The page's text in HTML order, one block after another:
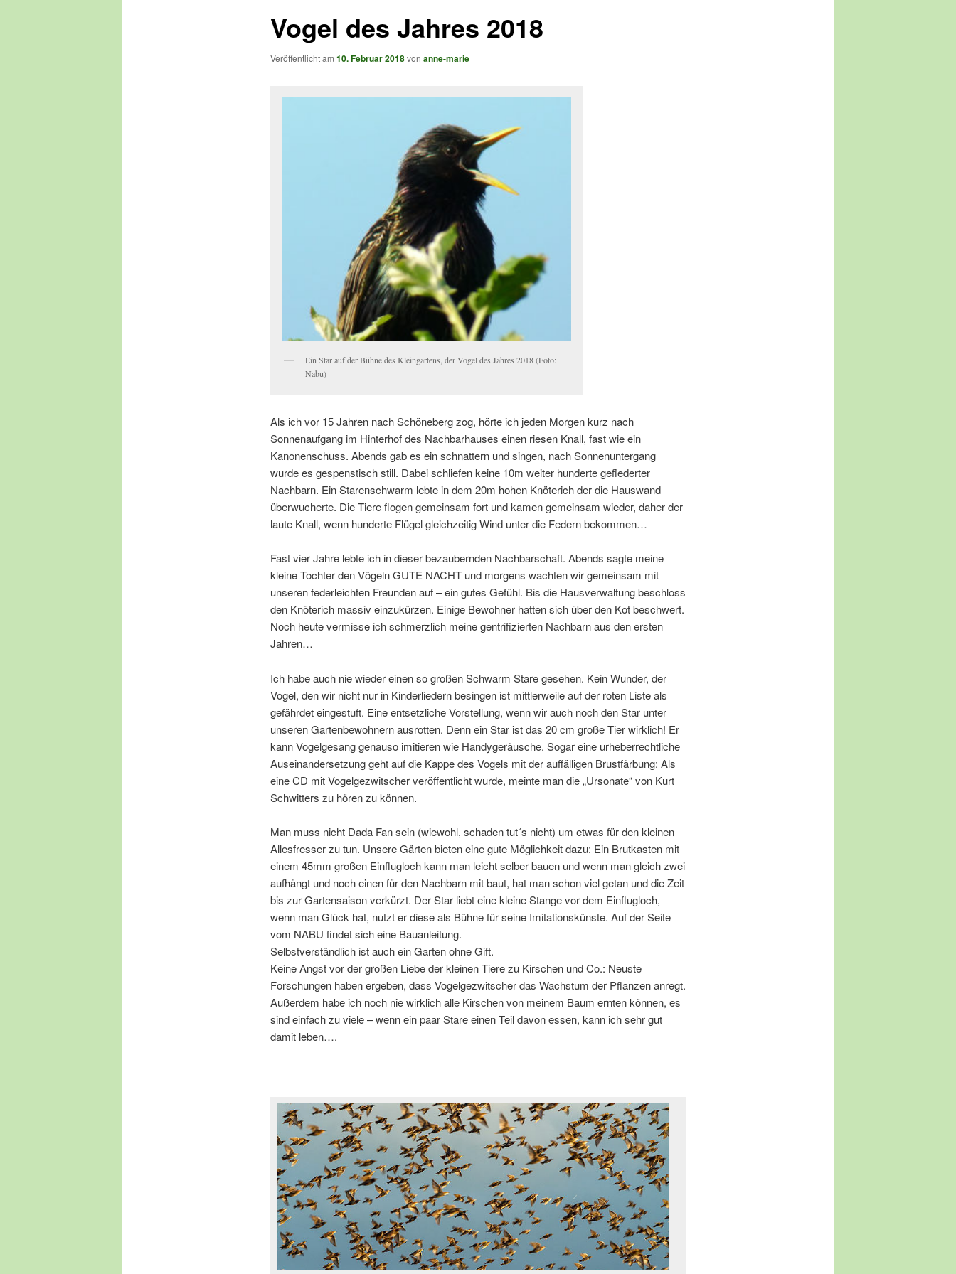
Vogel des Jahres 2018
Veröffentlicht am 10. Februar 2018von anne-marie
Ein Star auf der Bühne des Kleingartens, der Vogel des Jahres 2018 (Foto:
Nabu)
Als ich vor 15 Jahren nach Schöneberg zog, hörte ich jeden Morgen kurz nach
Sonnenaufgang im Hinterhof des Nachbarhauses einen riesen Knall, fast wie ein
Kanonenschuss. Abends gab es ein schnattern und singen, nach Sonnenuntergang
wurde es gespenstisch still. Dabei schliefen keine 10m weiter hunderte gefiederter
Nachbarn. Ein Starenschwarm lebte in dem 20m hohen Knöterich der die Hauswand
überwucherte. Die Tiere flogen gemeinsam fort und kamen gemeinsam wieder, daher der
laute Knall, wenn hunderte Flügel gleichzeitig Wind unter die Federn bekommen…
Fast vier Jahre lebte ich in dieser bezaubernden Nachbarschaft. Abends sagte meine
kleine Tochter den Vögeln GUTE NACHT und morgens wachten wir gemeinsam mit
unseren federleichten Freunden auf – ein gutes Gefühl. Bis die Hausverwaltung beschloss
den Knöterich massiv einzukürzen. Einige Bewohner hatten sich über den Kot beschwert.
Noch heute vermisse ich schmerzlich meine gentrifizierten Nachbarn aus den ersten
Jahren…
Ich habe auch nie wieder einen so großen Schwarm Stare gesehen. Kein Wunder, der
Vogel, den wir nicht nur in Kinderliedern besingen ist mittlerweile auf der roten Liste als
gefährdet eingestuft. Eine entsetzliche Vorstellung, wenn wir auch noch den Star unter
unseren Gartenbewohnern ausrotten. Denn ein Star ist das 20 cm große Tier wirklich! Er
kann Vogelgesang genauso imitieren wie Handygeräusche. Sogar eine urheberrechtliche
Auseinandersetzung geht auf die Kappe des Vogels mit der auffälligen Brustfärbung: Als
eine CD mit Vogelgezwitscher veröffentlicht wurde, meinte man die „Ursonate“ von Kurt
Schwitters zu hören zu können.
Man muss nicht Dada Fan sein (wiewohl, schaden tut´s nicht) um etwas für den kleinen
Allesfresser zu tun. Unsere Gärten bieten eine gute Möglichkeit dazu: Ein Brutkasten mit
einem 45mm großen Einflugloch kann man leicht selber bauen und wenn man gleich zwei
aufhängt und noch einen für den Nachbarn mit baut, hat man schon viel getan und die Zeit
bis zur Gartensaison verkürzt. Der Star liebt eine kleine Stange vor dem Einflugloch,
wenn man Glück hat, nutzt er diese als Bühne für seine Imitationskünste. Auf der Seite
vom NABU findet sich eine Bauanleitung.
Selbstverständlich ist auch ein Garten ohne Gift.
Keine Angst vor der großen Liebe der kleinen Tiere zu Kirschen und Co.: Neuste
Forschungen haben ergeben, dass Vogelgezwitscher das Wachstum der Pflanzen anregt.
Außerdem habe ich noch nie wirklich alle Kirschen von meinem Baum ernten können, es
sind einfach zu viele – wenn ein paar Stare einen Teil davon essen, kann ich sehr gut
damit leben….